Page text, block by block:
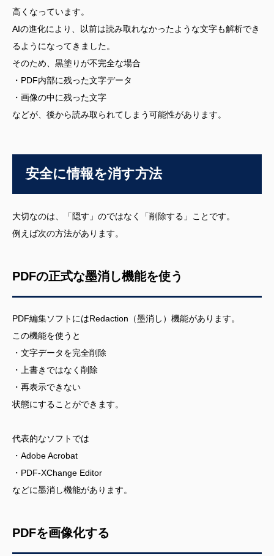
高くなっています。
AIの進化により、以前は読み取れなかったような文字も解析でき
るようになってきました。
そのため、黒塗りが不完全な場合
・PDF内部に残った文字データ
・画像の中に残った文字
などが、後から読み取られてしまう可能性があります。
安全に情報を消す方法
大切なのは、「隠す」のではなく「削除する」ことです。
例えば次の方法があります。
PDFの正式な墨消し機能を使う
PDF編集ソフトにはRedaction（墨消し）機能があります。
この機能を使うと
・文字データを完全削除
・上書きではなく削除
・再表示できない
状態にすることができます。
代表的なソフトでは
・Adobe Acrobat
・PDF-XChange Editor
などに墨消し機能があります。
PDFを画像化する